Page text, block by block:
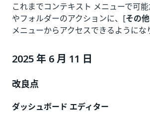
これまでコンテキスト メニューで可
やフォルダーのアクションに、[その
メニューからアクセスできるようにな
2025 年 6 月 11 日
改良点
ダッシュボード エディター